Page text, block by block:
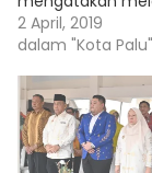
kegiatan
pendidikan
(Pendekar
dapat menjadi
bagaimana cara
mengajarkan
2 April, 2019
dalam "Kota Palu"